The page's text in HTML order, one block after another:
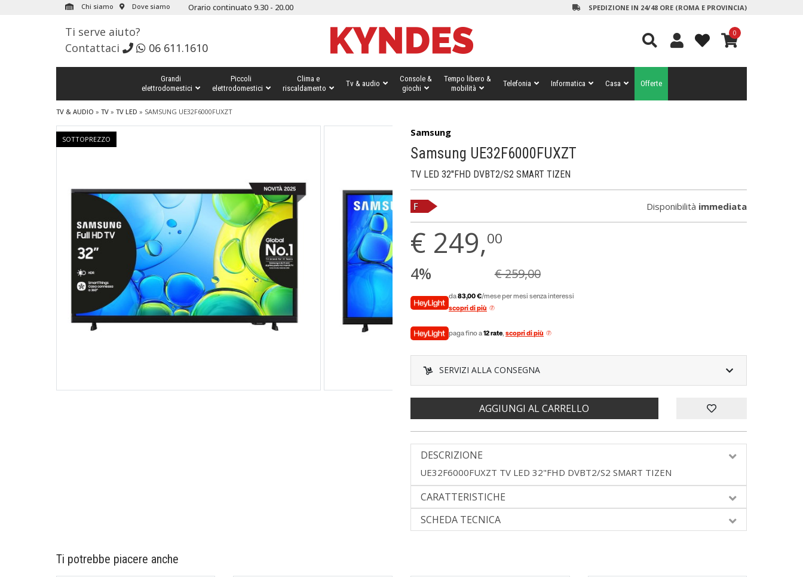
Chi siamo Dove siamo Orario continuato 9.30 - 20.00 SPEDIZIONE IN 24/48 ORE (ROMA E PROVINCIA)
Ti serve aiuto?
Contattaci
06 611.1610
0
Grandi
elettrodomestici
Piccoli
elettrodomestici
Clima e
riscaldamento
Tv & audio
Console &
giochi
Tempo libero &
mobilità
Telefonia Informatica Casa Offerte
TV & AUDIO » TV» TV LED » SAMSUNG UE32F6000FUXZT
SOTTOPREZZO
Samsung
Samsung UE32F6000FUXZT
TV LED 32''FHD DVBT2/S2 SMART TIZEN
Disponibilità immediata
€ 249,00
4% € 259,00
da83,00 €/mese per mesi senza interessi
scopri di più
paga fino a12 rate, scopri di più
SERVIZI ALLA CONSEGNA
AGGIUNGI AL CARRELLO
DESCRIZIONE
UE32F6000FUXZT TV LED 32"FHD DVBT2/S2 SMART TIZEN
CARATTERISTICHE
SCHEDA TECNICA
Ti potrebbe piacere anche